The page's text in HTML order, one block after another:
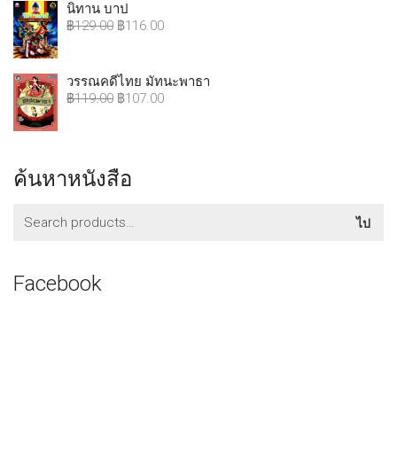
นิทาน บาป
฿129.00 ฿116.00
วรรณคดีไทย มัทนะพาธา
฿119.00 ฿107.00
ค้นหาหนังสือ
ไป
Facebook